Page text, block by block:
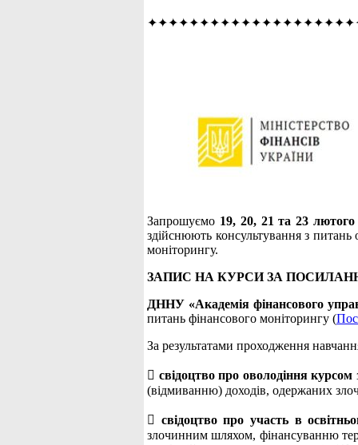
Запрошуємо 19, 20, 21 та 23
здійснюють консультування з питань
моніторингу.
ЗАПИС НА КУРСИ ЗА
ДННУ «Академія фінансового
питань фінансового моніторингу (
За результатами проходження
 свідоцтво про оволодіння курсом
(відмиванню) доходів, одержаних
 свідоцтво про участь в
злочинним шляхом, фінансуванню